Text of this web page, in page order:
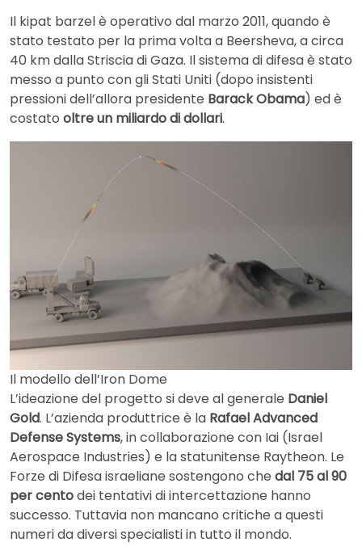
Il kipat barzel è operativo dal marzo 2011, quando è
stato testato per la prima volta a Beersheva, a circa
40 km dalla Striscia di Gaza. Il sistema di difesa è stato
messo a punto con gli Stati Uniti (dopo insistenti
pressioni dell’allora presidente Barack Obama) ed è
costato oltre un miliardo di dollari.
Il modello dell’Iron Dome
L’ideazione del progetto si deve al generale Daniel
Gold. L’azienda produttrice è la Rafael Advanced
Defense Systems, in collaborazione con Iai (Israel
Aerospace Industries) e la statunitense Raytheon. Le
Forze di Difesa israeliane sostengono che dal 75 al 90
per centodei tentativi di intercettazione hanno
successo. Tuttavia non mancano critiche a questi
numeri da diversi specialisti in tutto il mondo.